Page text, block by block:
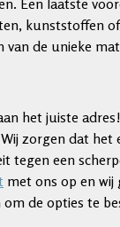
Een laatste
kunststoffen
de unieke
het juiste
zorgen dat
tegen een
met ons op en wij
de opties te